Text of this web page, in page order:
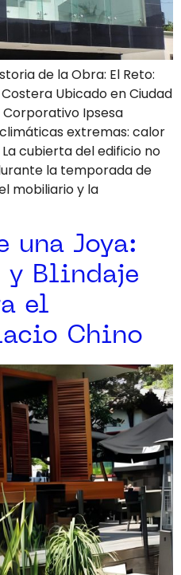
de la Obra: El Reto:
Ubicado en Ciudad
Ipsesa
extremas: calor
cubierta del edificio no
la temporada de
mobiliario y la
una Joya:
y Blindaje
el
Chino